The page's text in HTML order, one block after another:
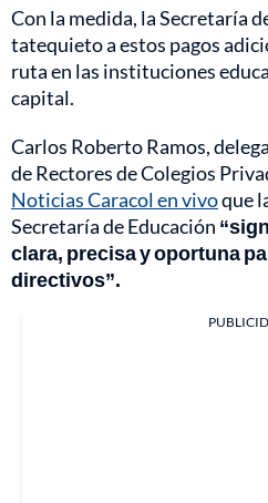
Con la medida, la Secretaría
tatequieto a estos pagos
ruta en las instituciones
capital.
Carlos Roberto Ramos,
de Rectores de Colegios
Noticias Caracol en vivoque
Secretaría de Educación
clara, precisa y oportuna
directivos”.